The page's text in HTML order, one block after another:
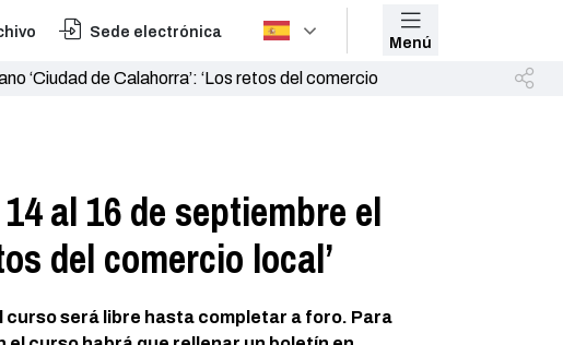
Sede electrónica
Menú
‘Ciudad de Calahorra’: ‘Los retos del comercio
al 16 de septiembre el
del comercio local’
curso será libre hasta completar a foro. Para